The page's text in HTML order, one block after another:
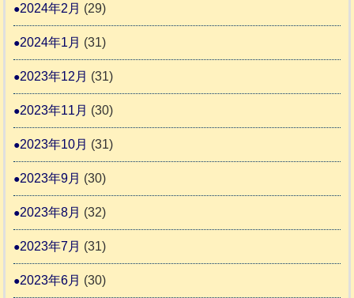
2024年2月 (29)
2024年1月 (31)
2023年12月 (31)
2023年11月 (30)
2023年10月 (31)
2023年9月 (30)
2023年8月 (32)
2023年7月 (31)
2023年6月 (30)